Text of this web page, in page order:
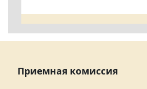
Приемная комиссия